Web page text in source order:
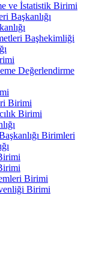
ve İstatistik Birimi
Başkanlığı
Başhekimliği
Değerlendirme
Birimi
Birimi
Birimleri
Birimi
Birimi